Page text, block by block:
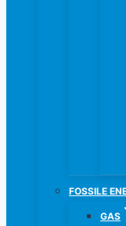
FOSSILE
GAS